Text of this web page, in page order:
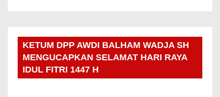
KETUM DPP AWDI BALHAM WADJA SH
MENGUCAPKAN SELAMAT HARI RAYA
IDUL FITRI 1447 H